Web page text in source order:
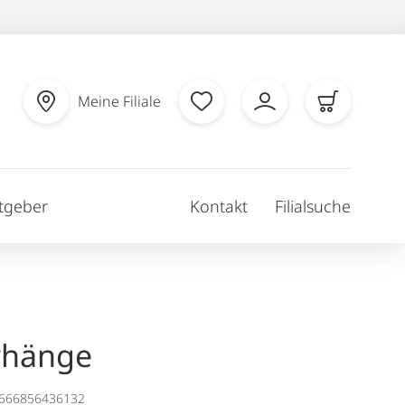
Meine Filiale
Kontakt Filialsuche